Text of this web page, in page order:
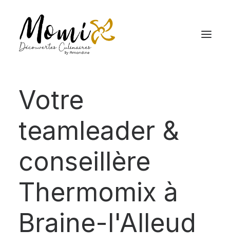
Votre
teamleader &
conseillère
Thermomix à
Braine-l'Alleud